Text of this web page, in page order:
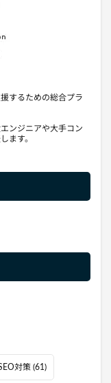
するための総合プラ
ンジニアや大手コン
ます。
対策 (61)